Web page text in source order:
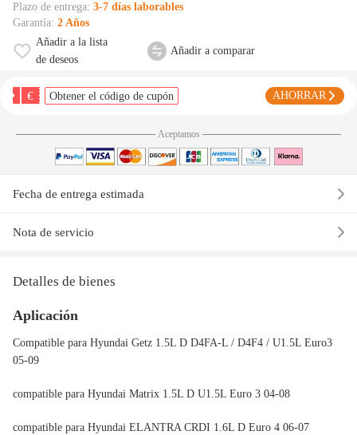
Plazo de entrega: 3-7 días laborables
Garantía: 2 Años
Añadir a la lista
de deseos
Añadir a comparar
€ Obtener el código de cupón AHORRAR
Aceptamos
Fecha de entrega estimada
Nota de servicio
Detalles de bienes
Aplicación
Compatible para Hyundai Getz 1.5L D D4FA-L / D4F4 / U1.5L Euro3
05-09
compatible para Hyundai Matrix 1.5L D U1.5L Euro 3 04-08
compatible para Hyundai ELANTRA CRDI 1.6L D Euro 4 06-07